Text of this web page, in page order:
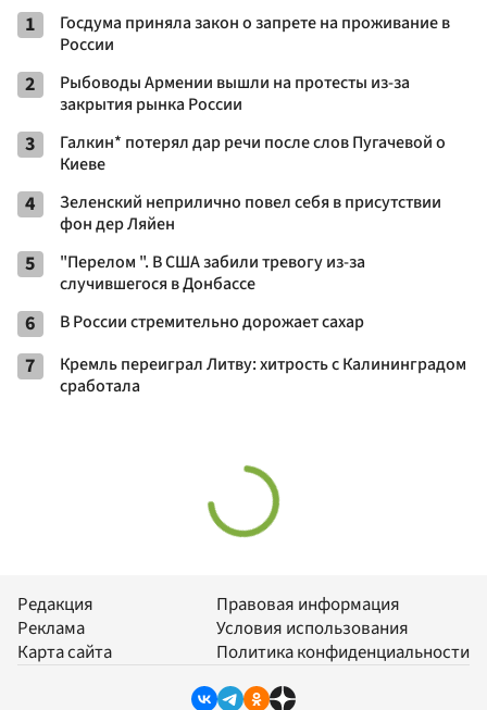
1
Госдума приняла закон о запрете на проживание в
России
2
Рыбоводы Армении вышли на протесты из-за
закрытия рынка России
3
Галкин* потерял дар речи после слов Пугачевой о
Киеве
4
Зеленский неприлично повел cебя в присутствии
фон дер Ляйен
5
"Перелом ". В США забили тревогу из-за
случившегося в Донбассе
6 В России стремительно дорожает сахар
7
Кремль переиграл Литву: хитрость с Калининградом
сработала
Редакция
Реклама
Карта сайта
Правовая информация
Условия использования
Политика конфиденциальности